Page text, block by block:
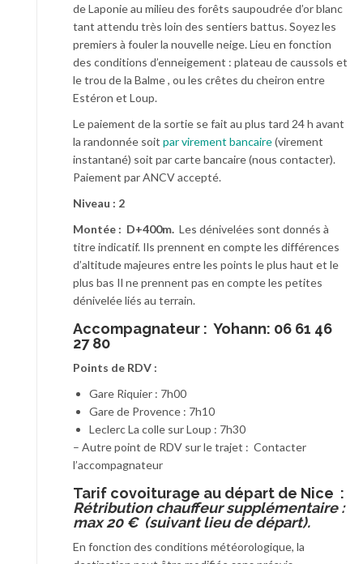
de Laponie au milieu des forêts saupoudrée d’or blanc
tant attendu très loin des sentiers battus. Soyez les
premiers à fouler la nouvelle neige. Lieu en fonction
des conditions d’enneigement : plateau de caussols et
le trou de la Balme , ou les crêtes du cheiron entre
Estéron et Loup.
Le paiement de la sortie se fait au plus tard 24 h avant
la randonnée soit par virement bancaire(virement
instantané) soit par carte bancaire (nous contacter).
Paiement par ANCV accepté.
Niveau : 2
Montée : D+400m. Les dénivelées sont donnés à
titre indicatif. Ils prennent en compte les différences
d’altitude majeures entre les points le plus haut et le
plus bas Il ne prennent pas en compte les petites
dénivelée liés au terrain.
Accompagnateur : Yohann: 06 61 46
27 80
Points de RDV :
Gare Riquier : 7h00
Gare de Provence : 7h10
Leclerc La colle sur Loup : 7h30
– Autre point de RDV sur le trajet : Contacter
l’accompagnateur
Tarif covoiturage au départ de Nice :
Rétribution chauffeur supplémentaire :
max 20 € (suivant lieu de départ).
En fonction des conditions météorologique, la